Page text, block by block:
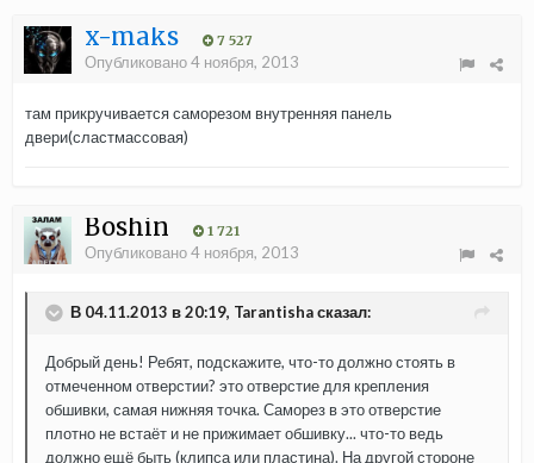
x-maks 7 527
Опубликовано4 ноября, 2013
там прикручивается саморезом внутренняя панель
двери(сластмассовая)
Boshin 1 721
Опубликовано4 ноября, 2013
В 04.11.2013 в 20:19, Tarantisha сказал:
Добрый день! Ребят, подскажите, что-то должно стоять в
отмеченном отверстии? это отверстие для крепления
обшивки, самая нижняя точка. Саморез в это отверстие
плотно не встаёт и не прижимает обшивку... что-то ведь
должно ещё быть (клипса или пластина). На другой стороне